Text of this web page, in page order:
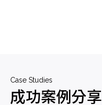
Case Studies
成功案例分享